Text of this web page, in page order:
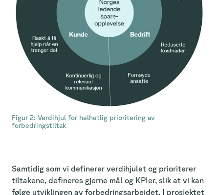
Figur 2: Verdihjul for helhetlig prioritering av
forbedringstiltak
Samtidig som vi definerer verdihjulet og prioriterer
tiltakene, defineres gjerne mål og KPIer, slik at vi kan
følge utviklingen av forbedringsarbeidet. I prosjektet